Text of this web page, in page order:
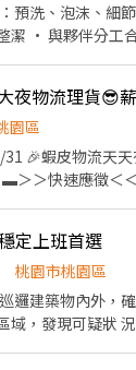
預洗、泡沫、細
潔 • 與夥伴分工
，歡迎加入分分鐘
園區
🎉蝦皮物流天
貨、免經驗、需
時薪檔期區間 8/
定上班首選
桃園市桃園區
況並及時處理 2. 出入口管理